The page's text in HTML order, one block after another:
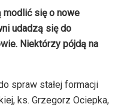
modlić się o nowe
udadzą się do
Niektórzy pójdą na
spraw stałej formacji
ks. Grzegorz Ociepka,